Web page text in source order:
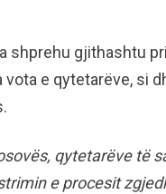
shprehu gjithashtu
vota e qytetarëve, si
qytetarëve të
e procesit